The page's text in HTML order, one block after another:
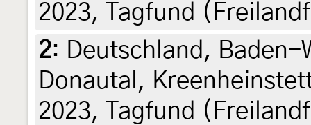
2023, Tagfund
2: Deutschland, Baden-
Donautal,
2023, Tagfund